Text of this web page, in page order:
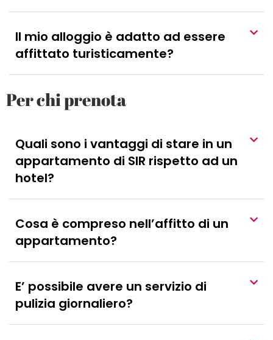
Il mio alloggio è adatto ad essere
affittato turisticamente?
Per chi prenota
Quali sono i vantaggi di stare in un
appartamento di SIR rispetto ad un
hotel?
Cosa è compreso nell’affitto di un
appartamento?
E’ possibile avere un servizio di
pulizia giornaliero?